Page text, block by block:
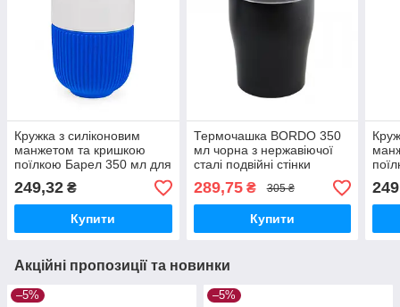
Кружка з силіконовим
манжетом та кришкою
поїлкою Барел 350 мл для
друку лототипу синя
249,32 ₴
Купити
Термочашка BORDO 350
мл чорна з нержавіючої
сталі подвійні стінки
кришка з клапаном
289,75₴ 305 ₴
Купити
Акційні пропозиції та новинки
–5% –5%